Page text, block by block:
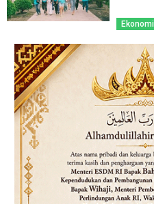
Ekonomi